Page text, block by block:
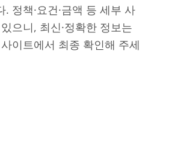
. 정책·요건·금액 등 세부 사
으니, 최신·정확한 정보는
이트에서 최종 확인해 주세